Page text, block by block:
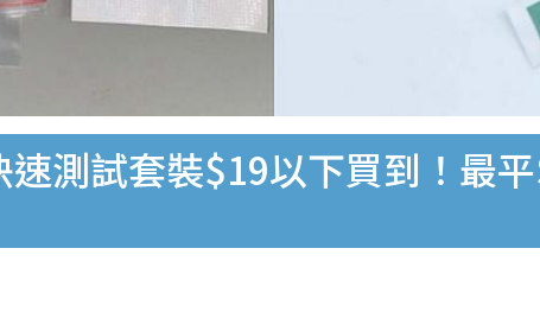
速測試套裝$19以下買到！最